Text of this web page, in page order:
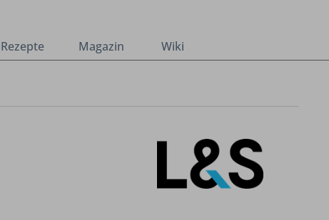
Rezepte Magazin Wiki